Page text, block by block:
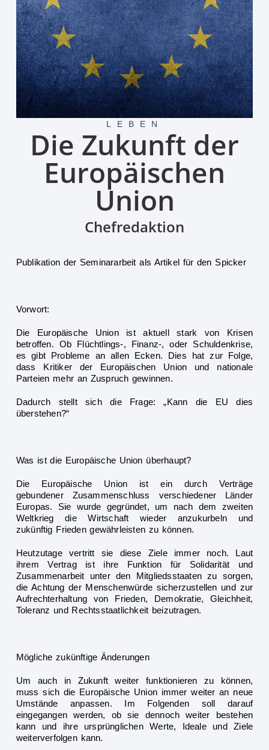
LEBEN
Die Zukunft der
Europäischen
Union
Chefredaktion
Publikation der Seminararbeit als Artikel für den Spicker
Vorwort:
Die Europäische Union ist aktuell stark von Krisen
betroffen. Ob Flüchtlings-, Finanz-, oder Schuldenkrise,
es gibt Probleme an allen Ecken. Dies hat zur Folge,
dass Kritiker der Europäischen Union und nationale
Parteien mehr an Zuspruch gewinnen.
Dadurch stellt sich die Frage: „Kann die EU dies
überstehen?“
Was ist die Europäische Union überhaupt?
Die Europäische Union ist ein durch Verträge
gebundener Zusammenschluss verschiedener Länder
Europas. Sie wurde gegründet, um nach dem zweiten
Weltkrieg die Wirtschaft wieder anzukurbeln und
zukünftig Frieden gewährleisten zu können.
Heutzutage vertritt sie diese Ziele immer noch. Laut
ihrem Vertrag ist ihre Funktion für Solidarität und
Zusammenarbeit unter den Mitgliedsstaaten zu sorgen,
die Achtung der Menschenwürde sicherzustellen und zur
Aufrechterhaltung von Frieden, Demokratie, Gleichheit,
Toleranz und Rechtsstaatlichkeit beizutragen.
Mögliche zukünftige Änderungen
Um auch in Zukunft weiter funktionieren zu können,
muss sich die Europäische Union immer weiter an neue
Umstände anpassen. Im Folgenden soll darauf
eingegangen werden, ob sie dennoch weiter bestehen
kann und ihre ursprünglichen Werte, Ideale und Ziele
weiterverfolgen kann.